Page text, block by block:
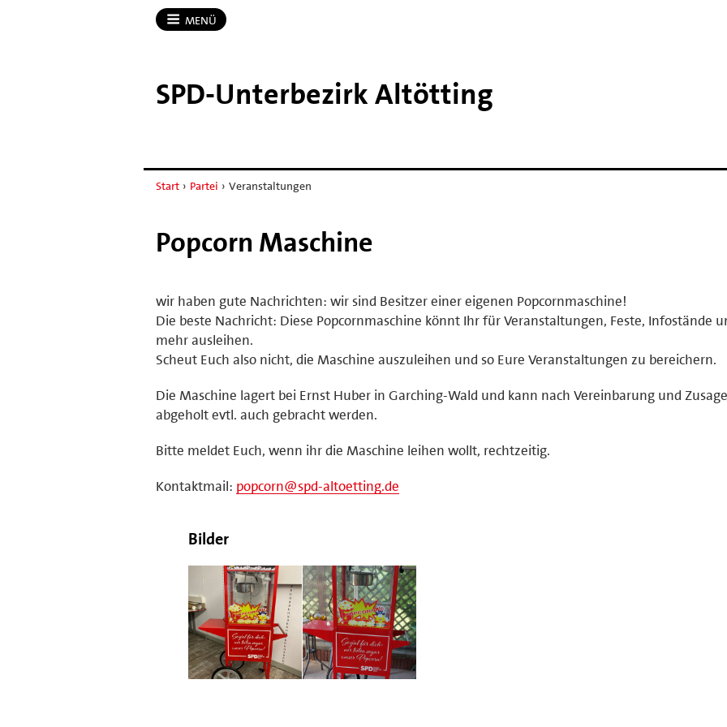
MENÜ
SPD-​Unterbezirk Altötting
Start › Partei › Veranstaltungen
Popcorn Maschine
wir haben gute Nachrichten: wir sind Besitzer einer eigenen Popcornmaschine!
Die beste Nachricht: Diese Popcornmaschine könnt Ihr für Veranstaltungen, Feste, Infostände
mehr ausleihen.
Scheut Euch also nicht, die Maschine auszuleihen und so Eure Veranstaltungen zu bereichern.
Die Maschine lagert bei Ernst Huber in Garching-Wald und kann nach Vereinbarung und
abgeholt evtl. auch gebracht werden.
Bitte meldet Euch, wenn ihr die Maschine leihen wollt, rechtzeitig.
Kontaktmail: popcorn@spd-altoetting.de
Bilder